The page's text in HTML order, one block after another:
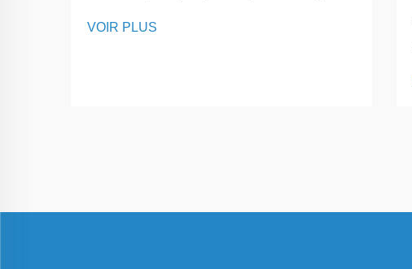
abris solaires fournissent des solutions
VOIR PLUS